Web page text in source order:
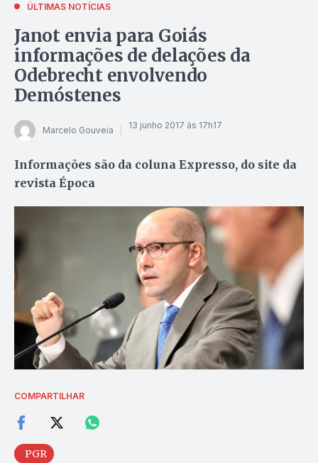
ÚLTIMAS NOTÍCIAS
Janot envia para Goiás
informações de delações da
Odebrecht envolvendo
Demóstenes
Marcelo Gouveia 13 junho 2017 às 17h17
Informações são da coluna Expresso, do site da
revista Época
COMPARTILHAR
PGR